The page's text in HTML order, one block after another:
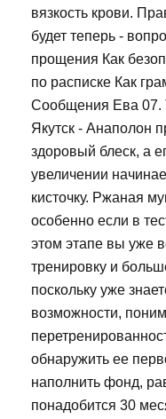
вязкость крови.
будет теперь -
прощения Как
по расписке Как
Сообщения Ева 07.
Якутск - Анаполон
здоровый блеск, а
увеличении
кисточку. Ржаная
особенно если в
этом этапе вы уже
тренировку и
поскольку уже
возможности,
обнаружить ее
наполнить фонд,
понадобится 30